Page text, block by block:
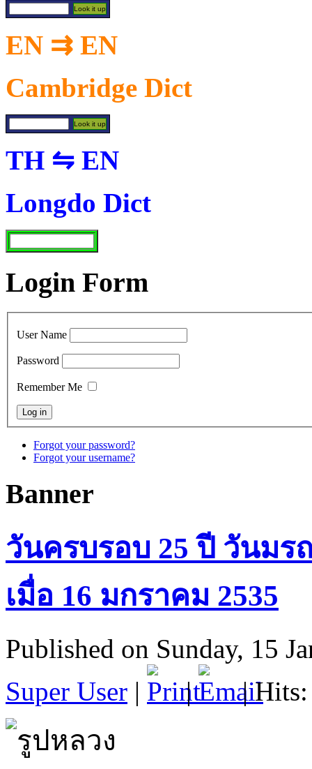
EN ⇉ EN
Cambridge Dict
TH ⇋ EN
Longdo Dict
Login Form
User Name
Password
Remember Me
Forgot your password?
Forgot your username?
Banner
วันครบรอบ 25 ปี วันม
เมื่อ 16 มกราคม 2535
Published on Sunday, 15
Super User | | | Hits: